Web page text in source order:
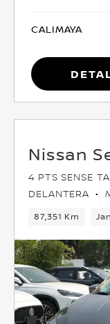
CALIMAYA
Nissan
4 PTS SENSE
DELANTERA
87,351 Km